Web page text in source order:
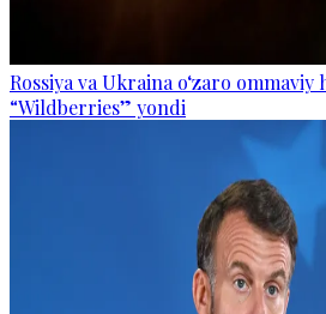
Rossiya va Ukraina o‘zaro
“Wildberries” yondi